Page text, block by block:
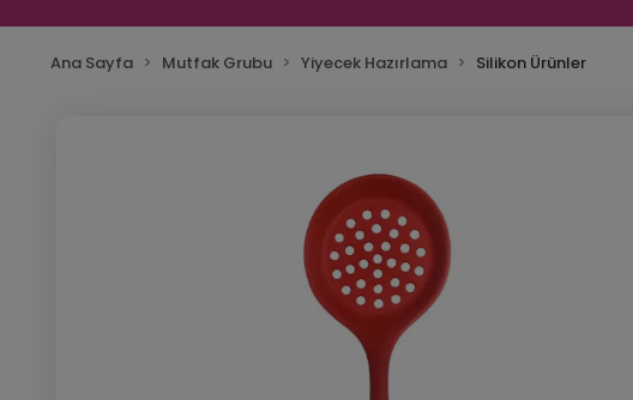
Ana Sayfa Mutfak Grubu Yiyecek Hazırlama Silikon Ürünler